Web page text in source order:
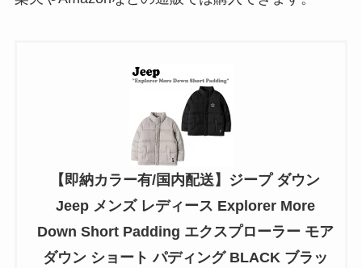
【即納カラー有/国内配送】ジープ ダウン
Jeep メンズ レディース Explorer More
Down Short Padding エクスプローラー モア
ダウン ショート パディング BLACK ブラッ